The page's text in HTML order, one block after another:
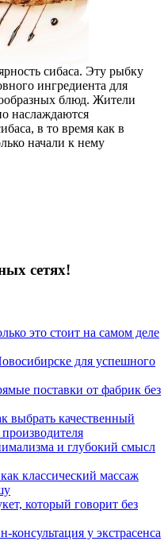
сибаса. Эту рыбку
ингредиента для
блюд. Жители
наслаждаются
в то время как в
начали к нему
сетях!
это стоит на самом деле
для успешного
поставки от фабрик без
выбрать качественный
и глубокий смысл
классический массаж
который говорит без
консультация у экстрасенса